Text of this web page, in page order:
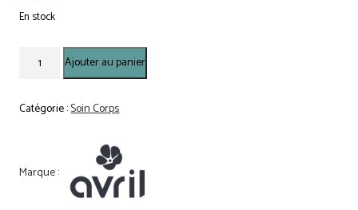
En stock
Gommage
corps
Ajouter au panier
Catégorie :Soin Corps